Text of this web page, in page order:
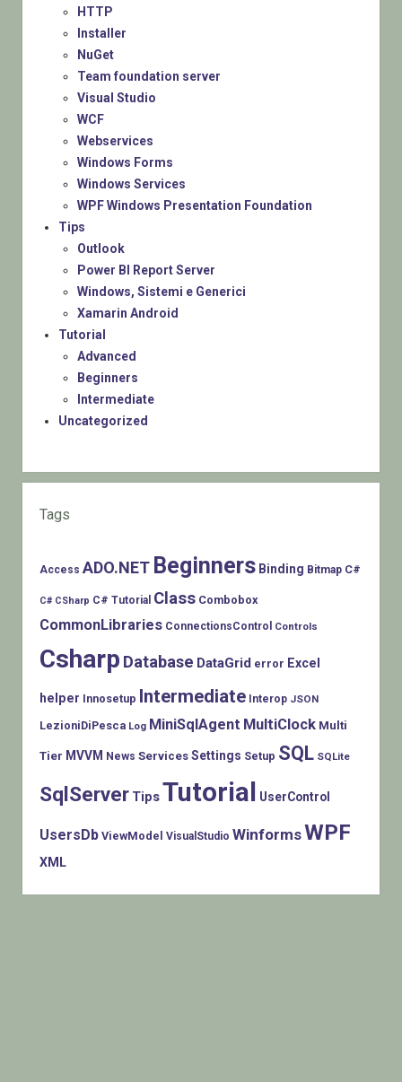
HTTP
Installer
NuGet
Team foundation server
Visual Studio
WCF
Webservices
Windows Forms
Windows Services
WPF Windows Presentation Foundation
Tips
Outlook
Power BI Report Server
Windows, Sistemi e Generici
Xamarin Android
Tutorial
Advanced
Beginners
Intermediate
Uncategorized
Tags
Access ADO.NET Beginners Binding Bitmap C#
C# CSharp C# Tutorial Class Combobox
CommonLibraries ConnectionsControl Controls
Csharp Database DataGrid error Excel
helper Innosetup Intermediate Interop JSON
LezioniDiPesca Log MiniSqlAgent MultiClock Multi
Tier MVVM News Services Settings Setup SQL SQLite
SqlServer TipsTutorial UserControl
UsersDb ViewModel VisualStudio WinformsWPF
XML